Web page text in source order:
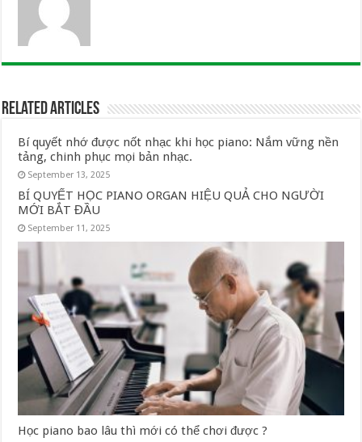
Related Articles
Bí quyết nhớ được nốt nhạc khi học piano: Nắm vững nền
tảng, chinh phục mọi bản nhạc.
September 13, 2025
BÍ QUYẾT HỌC PIANO ORGAN HIỆU QUẢ CHO NGƯỜI
MỚI BẮT ĐẦU
September 11, 2025
Học piano bao lâu thì mới có thể chơi được ?